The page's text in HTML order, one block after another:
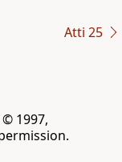
Atti 25
1997,